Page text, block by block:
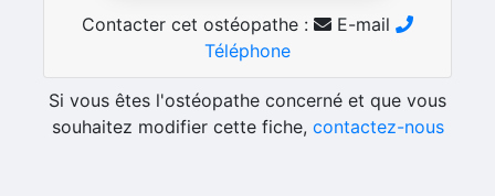
Contacter cet ostéopathe :
E-mail
Téléphone
Si vous êtes l'ostéopathe concerné et que vous
souhaitez modifier cette fiche, contactez-nous